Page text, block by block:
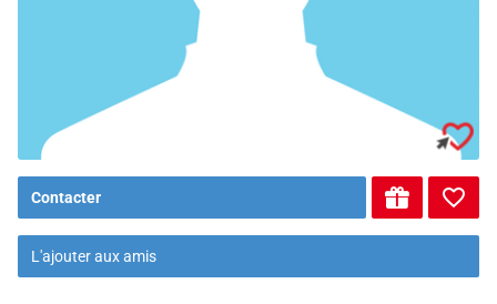
Contacter
L'ajouter aux amis